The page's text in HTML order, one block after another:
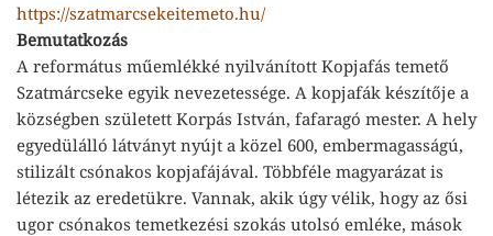
https://szatmarcsekeitemeto.hu/
Bemutatkozás
A református műemlékké nyilvánított Kopjafás temető
Szatmárcseke egyik nevezetessége. A kopjafák készítője a
községben született Korpás István, fafaragó mester. A hely
egyedülálló látványt nyújt a közel 600, embermagasságú,
stilizált csónakos kopjafájával. Többféle magyarázat is
létezik az eredetükre. Vannak, akik úgy vélik, hogy az ősi
ugor csónakos temetkezési szokás utolsó emléke, mások